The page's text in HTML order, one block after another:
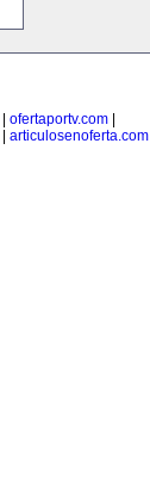
ofertaportv.com
articulosenoferta.com